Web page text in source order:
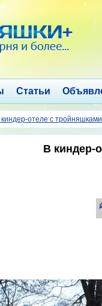
Статьи
киндер-отеле с тройняшками
В киндер-